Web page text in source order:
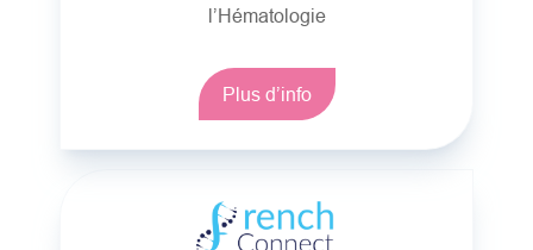
l’Hématologie
Plus d’info